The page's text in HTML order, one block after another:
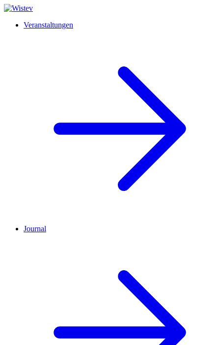
Veranstaltungen
Journal